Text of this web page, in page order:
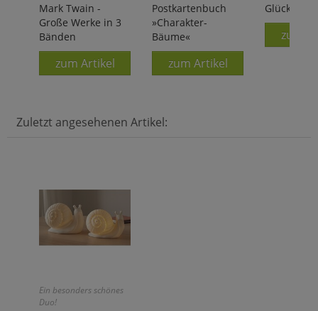
Mark Twain -
Große Werke in 3
Bänden
zum Artikel
Postkartenbuch
»Charakter-
Bäume«
zum Artikel
Glück
zum
Zuletzt angesehenen Artikel:
Ein besonders schönes
Duo!